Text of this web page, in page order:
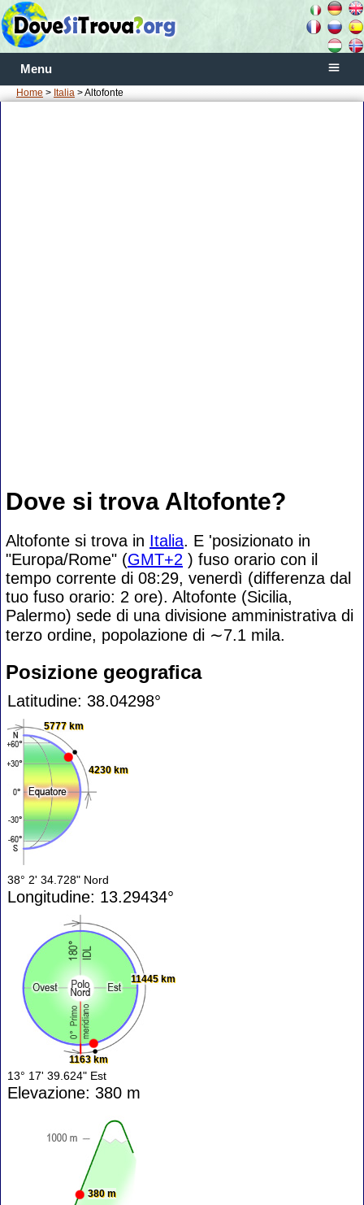
Menu
Home > Italia > Altofonte
Dove si trova Altofonte?
Altofonte si trova in Italia. E 'posizionato in
"Europa/Rome" (GMT+2 ) fuso orario con il
tempo corrente di 08:29, venerdì (differenza dal
tuo fuso orario: 2 ore). Altofonte (Sicilia,
Palermo) sede di una divisione amministrativa di
terzo ordine, popolazione di ∼7.1 mila.
Posizione geografica
Latitudine: 38.04298°
5777 km
4230 km
38° 2' 34.728" Nord
Longitudine: 13.29434°
1163 km
11445 km
13° 17' 39.624" Est
Elevazione: 380 m
380 m